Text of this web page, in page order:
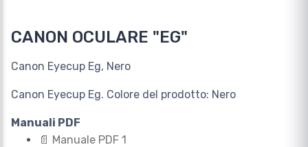
CANON OCULARE "EG"
Canon Eyecup Eg, Nero
Canon Eyecup Eg. Colore del prodotto: Nero
Manuali PDF
📄 Manuale PDF 1